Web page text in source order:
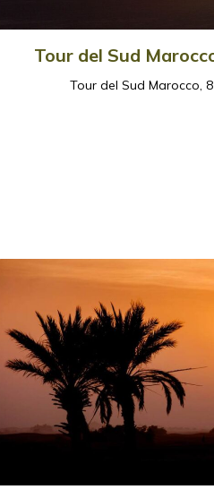
Tour del Sud
Tour del Sud Marocco,